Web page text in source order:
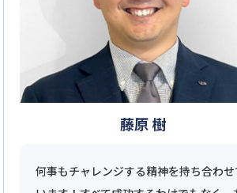
藤原 樹
何事もチャレンジする精神を持ち合わ